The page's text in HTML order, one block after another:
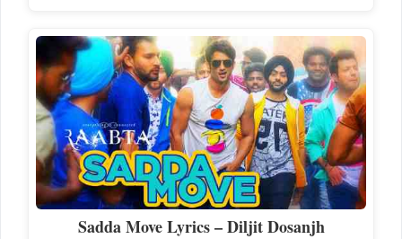
Sadda Move Lyrics – Diljit Dosanjh